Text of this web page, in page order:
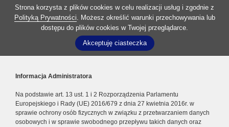
Strona korzysta z plików cookies w celu realizacji usług i zgodnie z
Polityką Prywatności. Możesz określić warunki przechowywania lub
dostępu do plików cookies w Twojej przeglądarce.
Akceptuję ciasteczka
Informacja Administratora
Na podstawie art. 13 ust. 1 i 2 Rozporządzenia Parlamentu
Europejskiego i Rady (UE) 2016/679 z dnia 27 kwietnia 2016r. w
sprawie ochrony osób fizycznych w związku z przetwarzaniem danych
osobowych i w sprawie swobodnego przepływu takich danych oraz